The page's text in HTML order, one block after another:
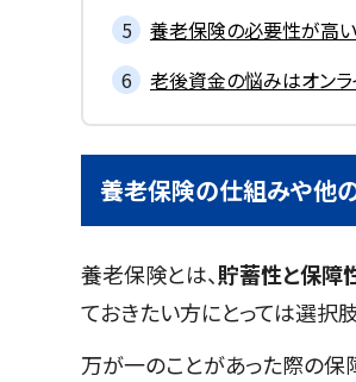
養老保険の必要性が高
老後資金の悩みはオンラ
養老保険の仕組みや他
養老保険とは、貯蓄性と保障
ておきたい方にとっては選択
万が一のことがあった際の